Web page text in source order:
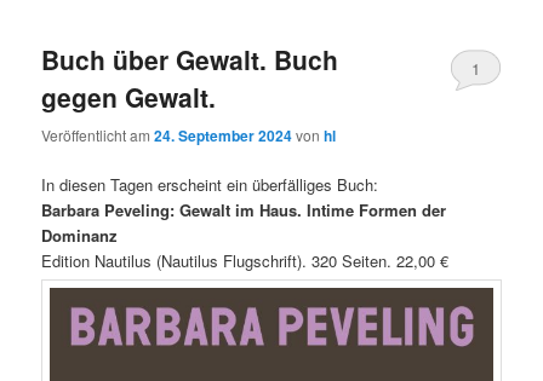
Buch über Gewalt. Buch
gegen Gewalt.
Veröffentlicht am24. September 2024vonhl
1
In diesen Tagen erscheint ein überfälliges Buch:
Barbara Peveling: Gewalt im Haus. Intime Formen der
Dominanz
Edition Nautilus (Nautilus Flugschrift). 320 Seiten. 22,00 €